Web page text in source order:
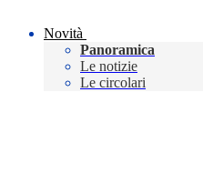
Novità
Panoramica
Le notizie
Le circolari